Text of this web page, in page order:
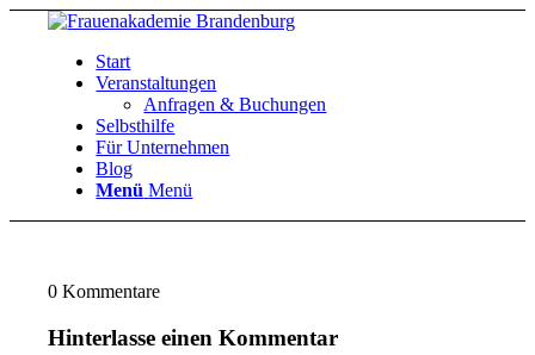
Start
Veranstaltungen
Anfragen & Buchungen
Selbsthilfe
Für Unternehmen
Blog
Menü Menü
0 Kommentare
Hinterlasse einen Kommentar